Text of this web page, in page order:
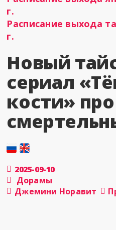
г.
Расписание выхода
г.
Новый
сериал
кости» про
2025-09-10
Дорамы
Джемини Норавит